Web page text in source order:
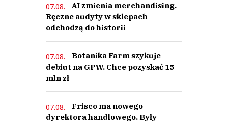
07.08.
AI zmienia merchandising.
Ręczne audyty w sklepach
odchodzą do historii
07.08.
Botanika Farm szykuje
debiut na GPW. Chce pozyskać 15
mln zł
07.08.
Frisco ma nowego
dyrektora handlowego. Były